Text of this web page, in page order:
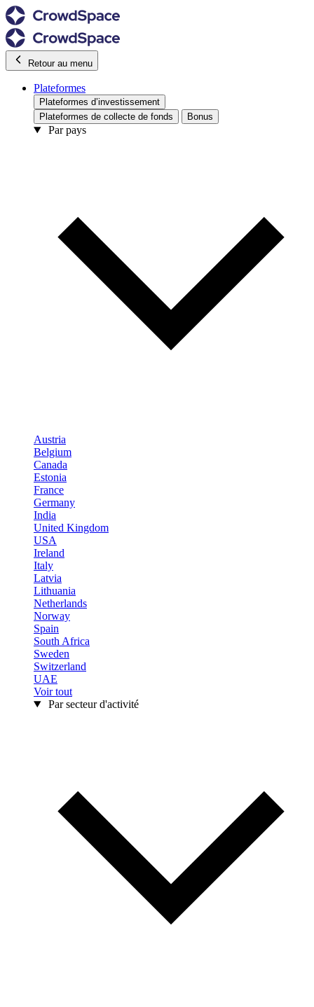
Retour au menu
Plateformes
Plateformes d’investissement
Plateformes de collecte de fonds
Bonus
Par pays
Austria
Belgium
Canada
Estonia
France
Germany
India
United Kingdom
USA
Ireland
Italy
Latvia
Lithuania
Netherlands
Norway
Spain
South Africa
Sweden
Switzerland
UAE
Voir tout
Par secteur d'activité